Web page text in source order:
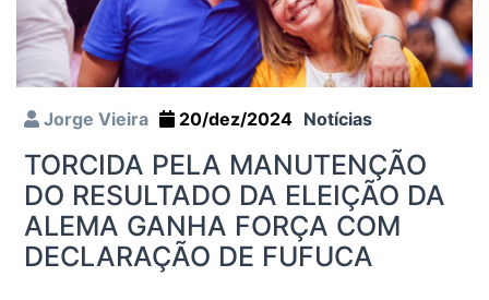
Jorge Vieira 20/dez/2024 Notícias
TORCIDA PELA MANUTENÇÃO
DO RESULTADO DA ELEIÇÃO DA
ALEMA GANHA FORÇA COM
DECLARAÇÃO DE FUFUCA